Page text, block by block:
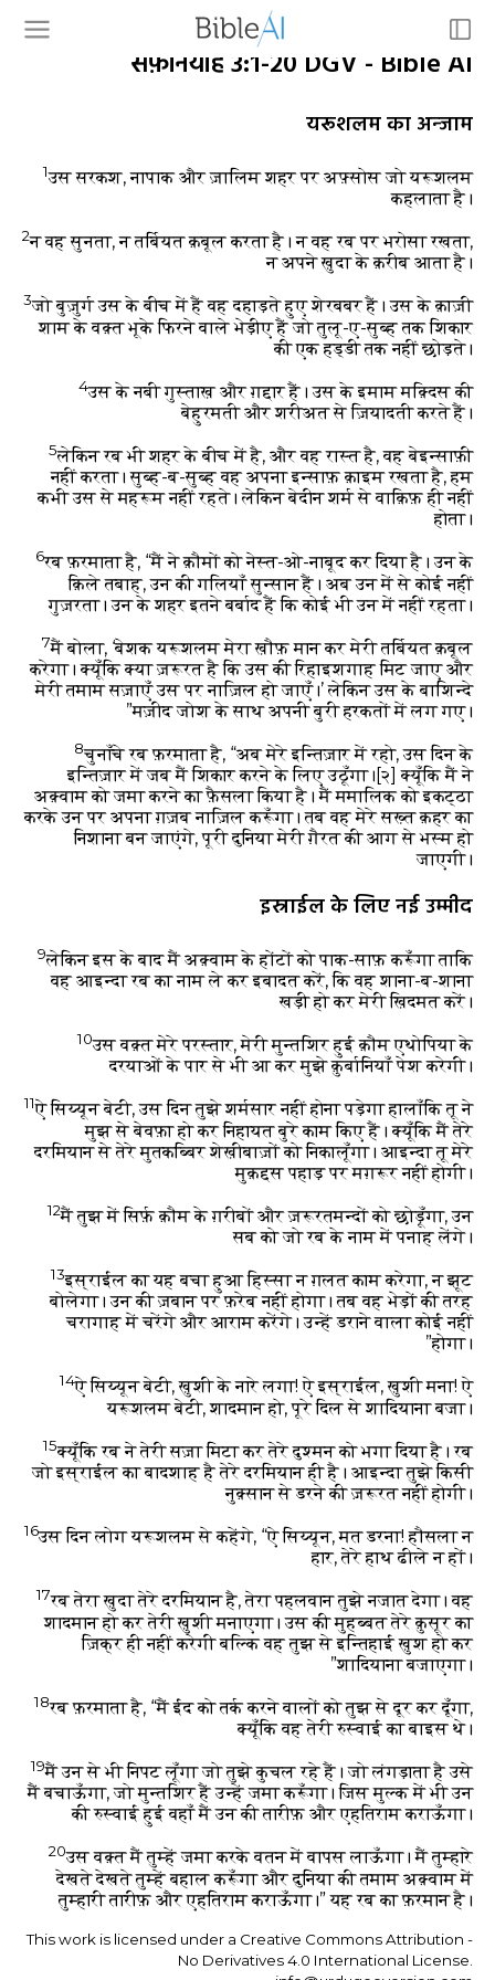
सफ़नियाह 3:1-20 DGV - Bible AI
यरूशलम का अन्जाम
1उस सरकश, नापाक और ज़ालिम शहर पर अफ़्सोस जो यरूशलम
कहलाता है।
2न वह सुनता, न तर्बियत क़बूल करता है। न वह रब पर भरोसा रखता,
न अपने ख़ुदा के क़रीब आता है।
3जो बुज़ुर्ग उस के बीच में हैं वह दहाड़ते हुए शेरबबर हैं। उस के क़ाज़ी
शाम के वक़्त भूके फिरने वाले भेड़ीए हैं जो तुलू-ए-सुब्ह तक शिकार
की एक हड्डी तक नहीं छोड़ते।
4उस के नबी गुस्ताख़ और ग़द्दार हैं। उस के इमाम मक़्दिस की
बेहुरमती और शरीअत से ज़ियादती करते हैं।
5लेकिन रब भी शहर के बीच में है, और वह रास्त है, वह बेइन्साफ़ी
नहीं करता। सुब्ह-ब-सुब्ह वह अपना इन्साफ़ क़ाइम रखता है, हम
कभी उस से महरूम नहीं रहते। लेकिन बेदीन शर्म से वाक़िफ़ ही नहीं
होता।
6रब फ़रमाता है, “मैं ने क़ौमों को नेस्त-ओ-नाबूद कर दिया है। उन के
क़िले तबाह, उन की गलियाँ सुन्सान हैं। अब उन में से कोई नहीं
गुज़रता। उन के शहर इतने बर्बाद हैं कि कोई भी उन में नहीं रहता।
7मैं बोला, ‘बेशक यरूशलम मेरा ख़ौफ़ मान कर मेरी तर्बियत क़बूल
करेगा। क्यूँकि क्या ज़रूरत है कि उस की रिहाइशगाह मिट जाए और
मेरी तमाम सज़ाएँ उस पर नाज़िल हो जाएँ।’ लेकिन उस के बाशिन्दे
मज़ीद जोश के साथ अपनी बुरी हरकतों में लग गए।”
8चुनाँचे रब फ़रमाता है, “अब मेरे इन्तिज़ार में रहो, उस दिन के
इन्तिज़ार में जब मैं शिकार करने के लिए उठूँगा। [२] क्यूँकि मैं ने
अक़्वाम को जमा करने का फ़ैसला किया है। मैं ममालिक को इकट्ठा
करके उन पर अपना ग़ज़ब नाज़िल करूँगा। तब वह मेरे सख़्त क़हर का
निशाना बन जाएंगे, पूरी दुनिया मेरी ग़ैरत की आग से भस्म हो
जाएगी।
इस्राईल के लिए नई उम्मीद
9लेकिन इस के बाद मैं अक़्वाम के होंटों को पाक-साफ़ करूँगा ताकि
वह आइन्दा रब का नाम ले कर इबादत करें, कि वह शाना-ब-शाना
खड़ी हो कर मेरी ख़िदमत करें।
10उस वक़्त मेरे परस्तार, मेरी मुन्तशिर हुई क़ौम एथोपिया के
दरयाओं के पार से भी आ कर मुझे क़ुर्बानियाँ पेश करेगी।
11ऐ सिय्यून बेटी, उस दिन तुझे शर्मसार नहीं होना पड़ेगा हालाँकि तू ने
मुझ से बेवफ़ा हो कर निहायत बुरे काम किए हैं। क्यूँकि मैं तेरे
दरमियान से तेरे मुतकब्बिर शेख़ीबाज़ों को निकालूँगा। आइन्दा तू मेरे
मुक़द्दस पहाड़ पर मग़रूर नहीं होगी।
12मैं तुझ में सिर्फ़ क़ौम के ग़रीबों और ज़रूरतमन्दों को छोड़ूँगा, उन
सब को जो रब के नाम में पनाह लेंगे।
13इस्राईल का यह बचा हुआ हिस्सा न ग़लत काम करेगा, न झूट
बोलेगा। उन की ज़बान पर फ़रेब नहीं होगा। तब वह भेड़ों की तरह
चरागाह में चरेंगे और आराम करेंगे। उन्हें डराने वाला कोई नहीं
होगा।”
14ऐ सिय्यून बेटी, ख़ुशी के नारे लगा! ऐ इस्राईल, ख़ुशी मना! ऐ
यरूशलम बेटी, शादमान हो, पूरे दिल से शादियाना बजा।
15क्यूँकि रब ने तेरी सज़ा मिटा कर तेरे दुश्मन को भगा दिया है। रब
जो इस्राईल का बादशाह है तेरे दरमियान ही है। आइन्दा तुझे किसी
नुक़्सान से डरने की ज़रूरत नहीं होगी।
16उस दिन लोग यरूशलम से कहेंगे, “ऐ सिय्यून, मत डरना! हौसला न
हार, तेरे हाथ ढीले न हों।
17रब तेरा ख़ुदा तेरे दरमियान है, तेरा पहलवान तुझे नजात देगा। वह
शादमान हो कर तेरी ख़ुशी मनाएगा। उस की मुहब्बत तेरे क़ुसूर का
ज़िक्र ही नहीं करेगी बल्कि वह तुझ से इन्तिहाई ख़ुश हो कर
शादियाना बजाएगा।”
18रब फ़रमाता है, “मैं ईद को तर्क करने वालों को तुझ से दूर कर दूँगा,
क्यूँकि वह तेरी रुस्वाई का बाइस थे।
19मैं उन से भी निपट लूँगा जो तुझे कुचल रहे हैं। जो लंगड़ाता है उसे
मैं बचाऊँगा, जो मुन्तशिर हैं उन्हें जमा करूँगा। जिस मुल्क में भी उन
की रुस्वाई हुई वहाँ मैं उन की तारीफ़ और एहतिराम कराऊँगा।
20उस वक़्त मैं तुम्हें जमा करके वतन में वापस लाऊँगा। मैं तुम्हारे
देखते देखते तुम्हें बहाल करूँगा और दुनिया की तमाम अक़्वाम में
तुम्हारी तारीफ़ और एहतिराम कराऊँगा।” यह रब का फ़रमान है।
This work is licensed under a Creative Commons Attribution -
No Derivatives 4.0 International License.